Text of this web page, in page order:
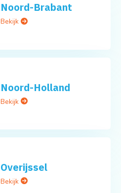
Noord-Brabant
Bekijk
Noord-Holland
Bekijk
Overijssel
Bekijk